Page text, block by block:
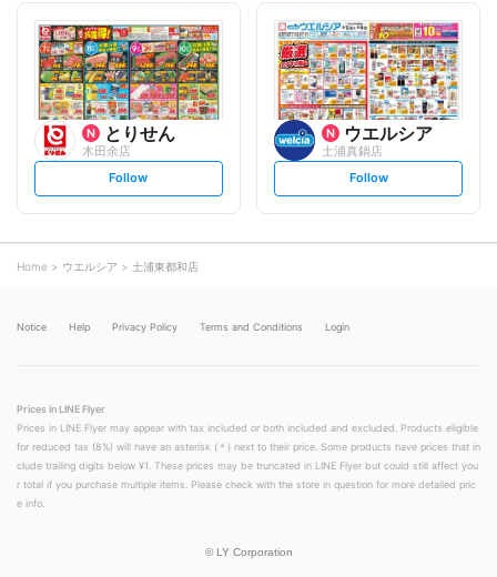
l
o
w
l
o
w
とりせん
木田余店
s
t
o
w
Follow
ウエルシア
土浦真鍋店
s
t
Follow
Home ウエルシア 土浦東都和店
Notice Help Privacy Policy Terms and Conditions Login
Prices in LINE Flyer
Prices in LINE Flyer may appear with tax included or both included and excluded. Products eligible
for reduced tax (8%) will have an asterisk (＊) next to their price. Some products have prices that in
clude trailing digits below ¥1. These prices may be truncated in LINE Flyer but could still affect you
r total if you purchase multiple items. Please check with the store in question for more detailed pric
e info.
© LY Corporation